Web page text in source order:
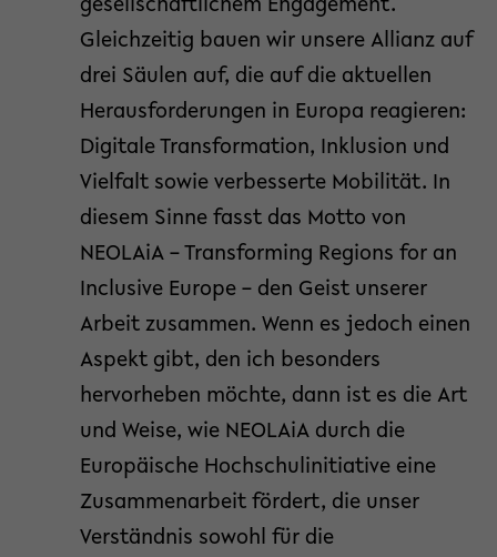
gesellschaftlichem Engagement.
Gleichzeitig bauen wir unsere Allianz auf
drei Säulen auf, die auf die aktuellen
Herausforderungen in Europa reagieren:
Digitale Transformation, Inklusion und
Vielfalt sowie verbesserte Mobilität. In
diesem Sinne fasst das Motto von
NEOLAiA – Transforming Regions for an
Inclusive Europe – den Geist unserer
Arbeit zusammen. Wenn es jedoch einen
Aspekt gibt, den ich besonders
hervorheben möchte, dann ist es die Art
und Weise, wie NEOLAiA durch die
Europäische Hochschulinitiative eine
Zusammenarbeit fördert, die unser
Verständnis sowohl für die